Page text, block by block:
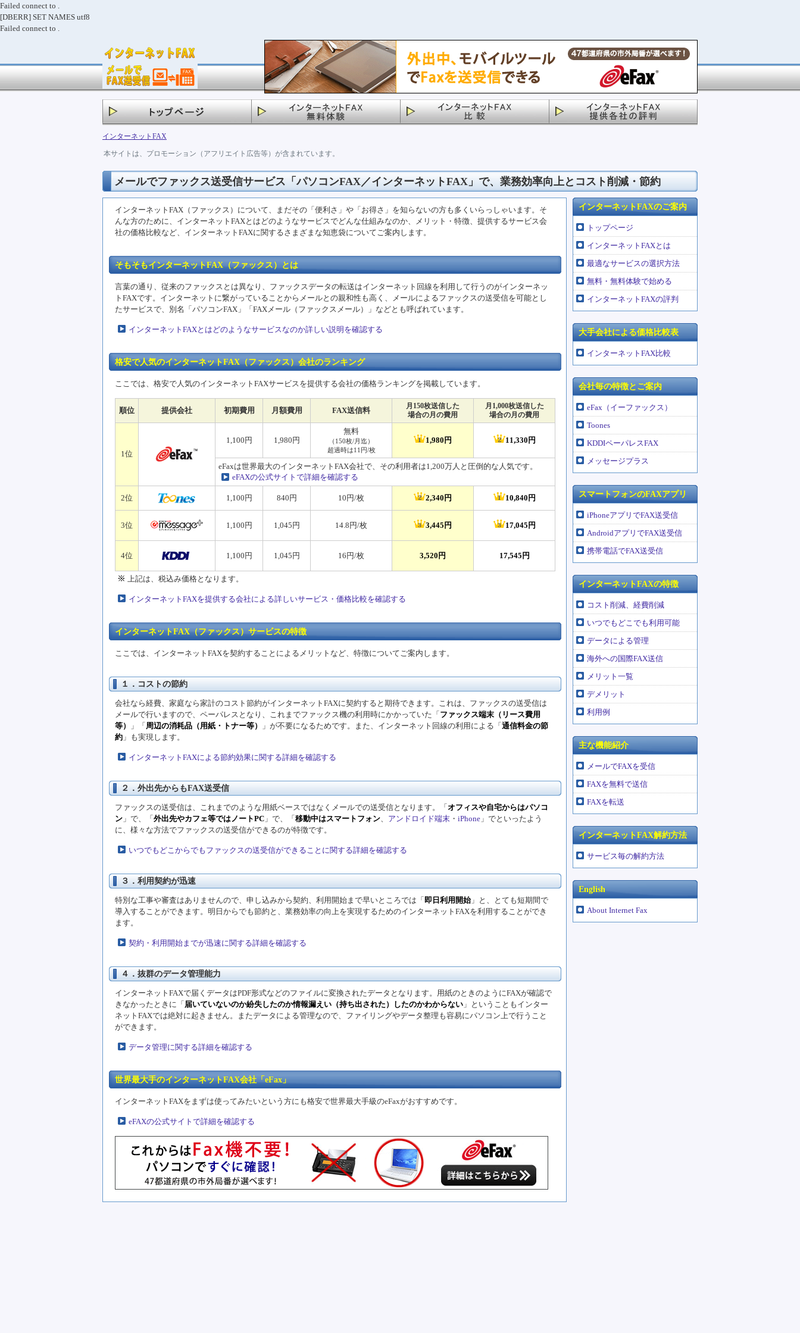
Failed connect to .
[DBERR] SET NAMES utf8
Failed connect to .
インターネットFAX
本サイトは、プロモーション（アフリエイト広告等）が含まれています。
メールでファックス送受信サービス「パソコンFAX／インターネットFAX」で、業務効率向上とコスト削減・節約
インターネットFAX（ファックス）について、まだその「便利さ」や「お得さ」を知らないの方も多くいらっしゃいます。そ
んな方のために、インターネットFAXとはどのようなサービスでどんな仕組みなのか、メリット・特徴、提供するサービス会
社の価格比較など、インターネットFAXに関するさまざまな知恵袋についてご案内します。
そもそもインターネットFAX（ファックス）とは
言葉の通り、従来のファックスとは異なり、ファックスデータの転送はインターネット回線を利用して行うのがインターネッ
トFAXです。インターネットに繋がっていることからメールとの親和性も高く、メールによるファックスの送受信を可能とし
たサービスで、別名「パソコンFAX」「FAXメール（ファックスメール）」などとも呼ばれています。
インターネットFAXとはどのようなサービスなのか詳しい説明を確認する
格安で人気のインターネットFAX（ファックス）会社のランキング
ここでは、格安で人気のインターネットFAXサービスを提供する会社の価格ランキングを掲載しています。
順位 提供会社 初期費用 月額費用 FAX送信料
月150枚送信した
場合の月の費用
月1,000枚送信した
場合の月の費用
1位
1,100円 1,980円
無料
（150枚/月迄）
超過時は11円/枚
1,980円 11,330円
eFaxは世界最大のインターネットFAX会社で、その利用者は1,200万人と圧倒的な人気です。
eFAXの公式サイトで詳細を確認する
2位 1,100円 840円 10円/枚 2,340円 10,840円
3位 1,100円 1,045円 14.8円/枚 3,445円 17,045円
4位 1,100円 1,045円 16円/枚 3,520円 17,545円
上記は、税込み価格となります。
インターネットFAXを提供する会社による詳しいサービス・価格比較を確認する
インターネットFAX（ファックス）サービスの特徴
ここでは、インターネットFAXを契約することによるメリットなど、特徴についてご案内します。
１．コストの節約
会社なら経費、家庭なら家計のコスト節約がインターネットFAXに契約すると期待できます。これは、ファックスの送受信は
メールで行いますので、ペーパレスとなり、これまでファックス機の利用時にかかっていた「 ファックス端末（リース費用
等）
」「 周辺の消耗品（用紙・トナー等） 」が不要になるためです。また、インターネット回線の利用による「 通信料金の節
約 」も実現します。
インターネットFAXによる節約効果に関する詳細を確認する
２．外出先からもFAX送受信
ファックスの送受信は、これまでのような用紙ベースではなくメールでの送受信となります。「 オフィスや自宅からはパソコ
ン 」で、「 外出先やカフェ等ではノートPC 」で、「 移動中はスマートフォン、 アンドロイド端末 ・ iPhone 」でといったよう
に、様々な方法でファックスの送受信ができるのが特徴です。
いつでもどこからでもファックスの送受信ができることに関する詳細を確認する
３．利用契約が迅速
特別な工事や審査はありませんので、申し込みから契約、利用開始まで早いところでは「 即日利用開始 」と、とても短期間で
導入することができます。明日からでも節約と、業務効率の向上を実現するためのインターネットFAXを利用することができ
ます。
契約・利用開始までが迅速に関する詳細を確認する
４．抜群のデータ管理能力
インターネットFAXで届くデータはPDF形式などのファイルに変換されたデータとなります。用紙のときのようにFAXが確認で
きなかったときに「 届いていないのか紛失したのか情報漏えい（持ち出された）したのかわからない 」ということもインター
ネットFAXでは絶対に起きません。またデータによる管理なので、ファイリングやデータ整理も容易にパソコン上で行うこと
ができます。
データ管理に関する詳細を確認する
世界最大手のインターネットFAX会社「eFax」
インターネットFAXをまずは使ってみたいという方にも格安で世界最大手級のeFaxがおすすめです。
eFAXの公式サイトで詳細を確認する
インターネットFAXのご案内
トップページ
インターネットFAXとは
最適なサービスの選択方法
無料・無料体験で始める
インターネットFAXの評判
大手会社による価格比較表
インターネットFAX比較
会社毎の特徴とご案内
eFax（イーファックス）
Toones
KDDIペーパレスFAX
メッセージプラス
スマートフォンのFAXアプリ
iPhoneアプリでFAX送受信
AndroidアプリでFAX送受信
携帯電話でFAX送受信
インターネットFAXの特徴
コスト削減、経費削減
いつでもどこでも利用可能
データによる管理
海外への国際FAX送信
メリット一覧
デメリット
利用例
主な機能紹介
メールでFAXを受信
FAXを無料で送信
FAXを転送
インターネットFAX解約方法
サービス毎の解約方法
English
About Internet Fax